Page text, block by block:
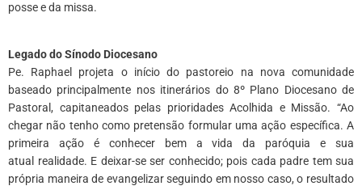
posse e da missa.
Legado do Sínodo Diocesano
Pe. Raphael projeta o início do pastoreio na nova comunidade
baseado principalmente nos itinerários do 8º Plano Diocesano de
Pastoral, capitaneados pelas prioridades Acolhida e Missão. “Ao
chegar não tenho como pretensão formular uma ação específica. A
primeira ação é conhecer bem a vida da paróquia e sua
atual realidade. E deixar-se ser conhecido; pois cada padre tem sua
própria maneira de evangelizar seguindo em nosso caso, o resultado